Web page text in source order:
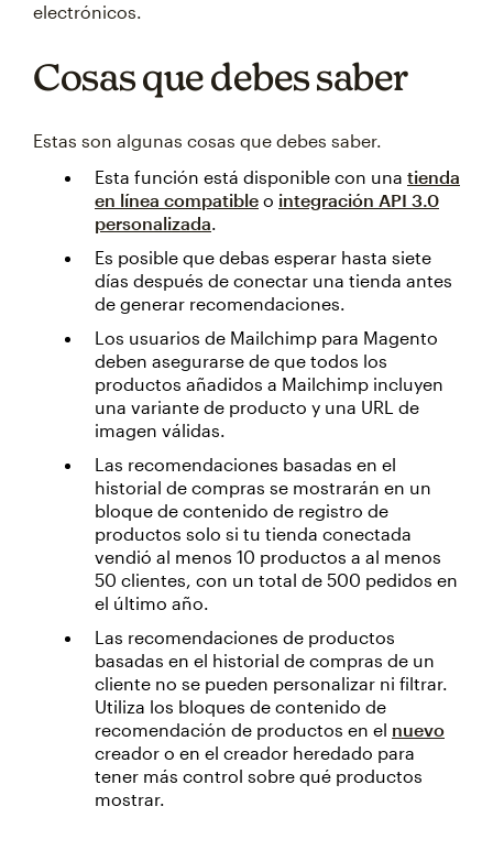
electrónicos.
Cosas que debes saber
Estas son algunas cosas que debes saber.
Esta función está disponible con una tienda
en línea compatible o integración API 3.0
personalizada.
Es posible que debas esperar hasta siete
días después de conectar una tienda antes
de generar recomendaciones.
Los usuarios de Mailchimp para Magento
deben asegurarse de que todos los
productos añadidos a Mailchimp incluyen
una variante de producto y una URL de
imagen válidas.
Las recomendaciones basadas en el
historial de compras se mostrarán en un
bloque de contenido de registro de
productos solo si tu tienda conectada
vendió al menos 10 productos a al menos
50 clientes, con un total de 500 pedidos en
el último año.
Las recomendaciones de productos
basadas en el historial de compras de un
cliente no se pueden personalizar ni filtrar.
Utiliza los bloques de contenido de
recomendación de productos en el nuevo
creador o en el creador heredado para
tener más control sobre qué productos
mostrar.